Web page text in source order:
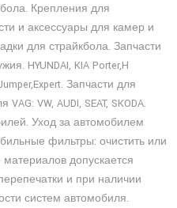
Крепления для
и аксессуары для камер и
для страйкбола. Запчасти
HYUNDAI, KIA Porter,H
Запчасти для
VAG: VW, AUDI, SEAT, SKODA.
Уход за автомобилем
фильтры: очистить или
допускается
и при наличии
систем автомобиля.